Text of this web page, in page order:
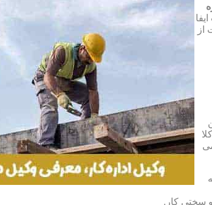
از
سختی کار.